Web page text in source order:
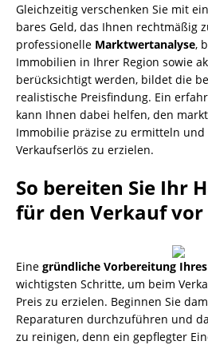
Gleichzeitig verschenken Sie mit
bares Geld, das Ihnen rechtmäßig
professionelle Marktwertanalyse,
Immobilien in Ihrer Region sowie
berücksichtigt werden, bildet die
realistische Preisfindung. Ein
kann Ihnen dabei helfen, den
Immobilie präzise zu ermitteln und
Verkaufserlös zu erzielen.
So bereiten Sie Ihr
für den Verkauf vor
Eine gründliche Vorbereitung
wichtigsten Schritte, um beim
Preis zu erzielen. Beginnen Sie
Reparaturen durchzuführen und
zu reinigen, denn ein gepflegter